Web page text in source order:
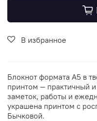
В избранное
Блокнот формата А5 в
принтом — практичный
заметок, работы и
украшена принтом с
Бычковой.